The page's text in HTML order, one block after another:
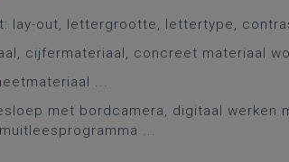
lay-out, lettergrootte, lettertype,
cijfermateriaal, concreet materiaal
...
met bordcamera, digitaal werken
...